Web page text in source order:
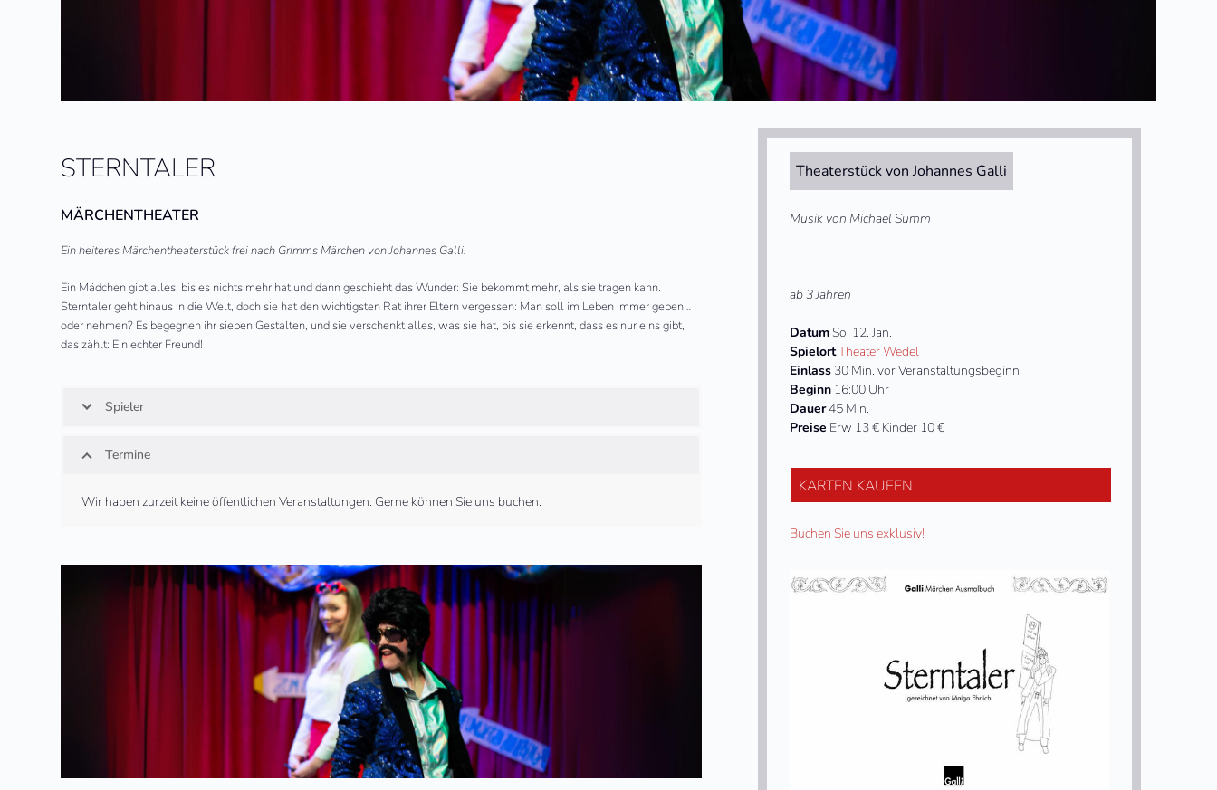
STERNTALER
MÄRCHENTHEATER
Ein heiteres Märchentheaterstück frei nach Grimms Märchen von Johannes Galli.
Ein Mädchen gibt alles, bis es nichts mehr hat und dann geschieht das Wunder: Sie bekommt mehr, als sie tragen kann.
Sterntaler geht hinaus in die Welt, doch sie hat den wichtigsten Rat ihrer Eltern vergessen: Man soll im Leben immer geben…
oder nehmen? Es begegnen ihr sieben Gestalten, und sie verschenkt alles, was sie hat, bis sie erkennt, dass es nur eins gibt,
das zählt: Ein echter Freund!
Spieler
Termine
Wir haben zurzeit keine öffentlichen Veranstaltungen. Gerne können Sie uns buchen.
Theaterstück von Johannes Galli
Musik von Michael Summ
ab 3 Jahren
DatumSo. 12. Jan.
SpielortTheater Wedel
Einlass 30 Min. vor Veranstaltungsbeginn
Beginn 16:00 Uhr
Dauer45 Min.
Preise Erw 13 € Kinder 10 €
KARTEN KAUFEN
Buchen Sie uns exklusiv!